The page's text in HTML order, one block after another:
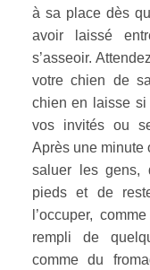
à sa place dès
avoir laissé
s’asseoir.
votre chien de
chien en laisse si
vos invités ou
Après une minute
saluer les gens,
pieds et de
l’occuper,
rempli de
comme du